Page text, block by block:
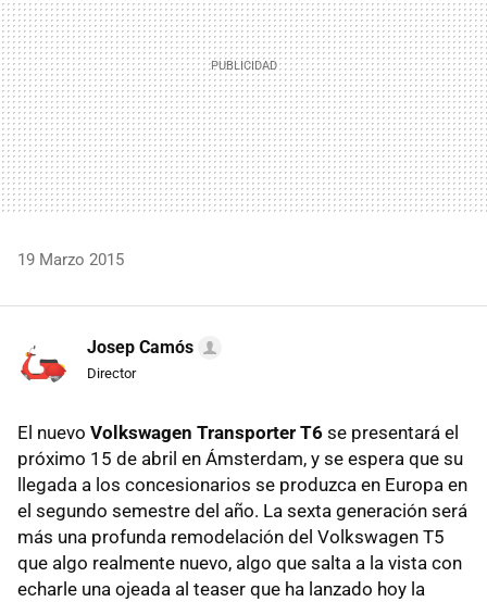
19 Marzo 2015
Josep Camós
Director
El nuevo Volkswagen Transporter T6 se presentará el
próximo 15 de abril en Ámsterdam, y se espera que su
llegada a los concesionarios se produzca en Europa en
el segundo semestre del año. La sexta generación será
más una profunda remodelación del Volkswagen T5
que algo realmente nuevo, algo que salta a la vista con
echarle una ojeada al teaser que ha lanzado hoy la